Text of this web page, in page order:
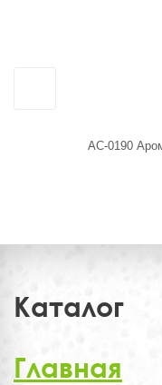
AC-0190
Каталог
Главная